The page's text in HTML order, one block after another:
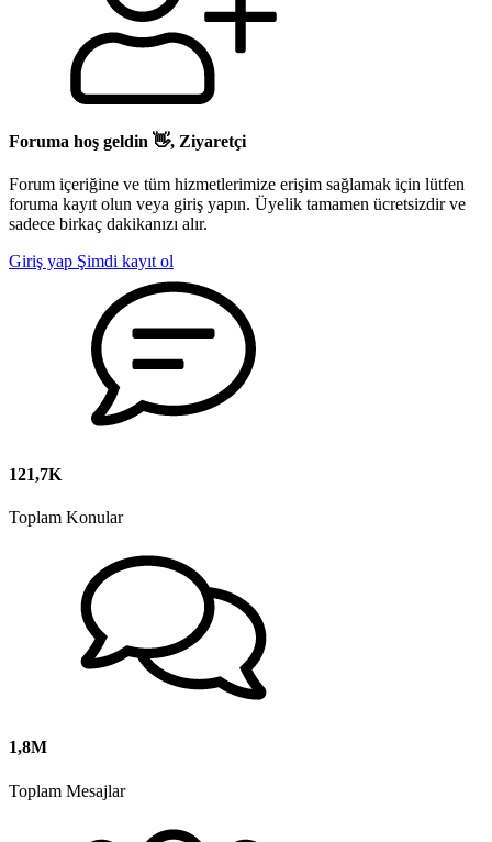
Foruma hoş geldin 👋, Ziyaretçi
Forum içeriğine ve tüm hizmetlerimize erişim sağlamak için lütfen
foruma kayıt olun veya giriş yapın. Üyelik tamamen ücretsizdir ve
sadece birkaç dakikanızı alır.
Giriş yap Şimdi kayıt ol
121,7K
Toplam Konular
1,8M
Toplam Mesajlar